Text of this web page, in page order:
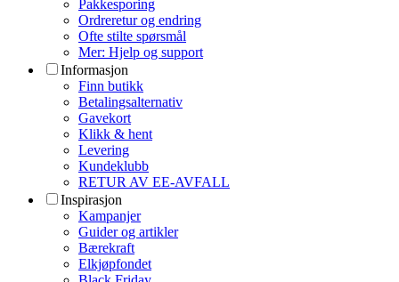
Pakkesporing
Ordreretur og endring
Ofte stilte spørsmål
Mer: Hjelp og support
Informasjon
Finn butikk
Betalingsalternativ
Gavekort
Klikk & hent
Levering
Kundeklubb
RETUR AV EE-AVFALL
Inspirasjon
Kampanjer
Guider og artikler
Bærekraft
Elkjøpfondet